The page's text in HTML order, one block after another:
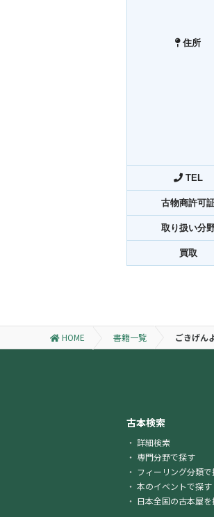
住所
TEL
古物商許可
取り扱い分
買取
HOME 書籍一覧 ごきげん
古本検索
詳細検索
専門分野で探す
フィーリング分類
本のイベントで探す
日本全国の古本屋